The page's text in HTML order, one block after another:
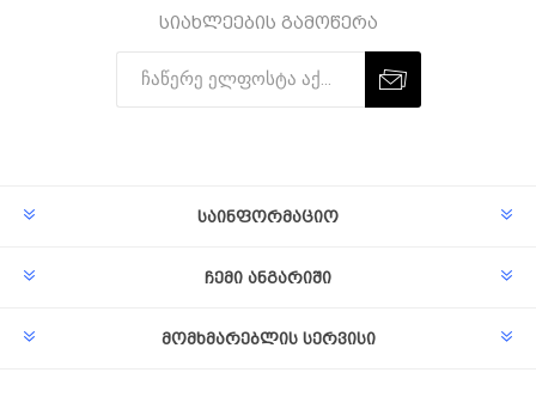
სიახლეების გამოწერა
საინფორმაციო
ჩემი ანგარიში
მომხმარებლის სერვისი